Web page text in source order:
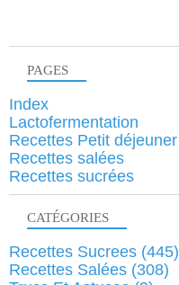
PAGES
Index
Lactofermentation
Recettes Petit déjeuner
Recettes salées
Recettes sucrées
CATÉGORIES
Recettes Sucrees (445)
Recettes Salées (308)